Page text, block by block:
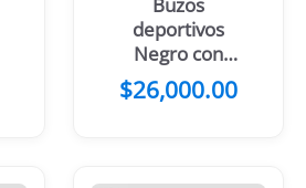
Buzos
deportivos
Negro con
dragon
$26,000.00